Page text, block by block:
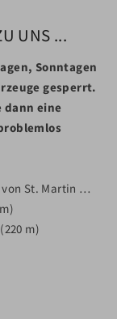
UNS ...
Sonntagen
gesperrt.
dann eine
von St. Martin …
m)